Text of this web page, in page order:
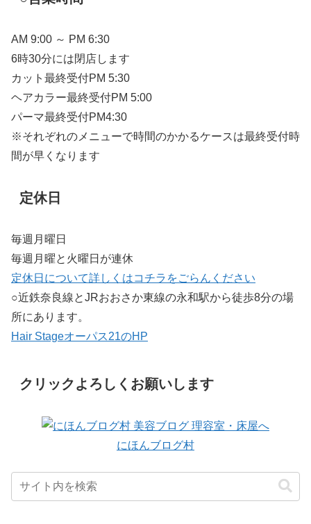
AM 9:00 ～ PM 6:30
6時30分には閉店します
カット最終受付PM 5:30
ヘアカラー最終受付PM 5:00
パーマ最終受付PM4:30
※それぞれのメニューで時間のかかるケースは最終受付時
間が早くなります
定休日
毎週月曜日
毎週月曜と火曜日が連休
定休日について詳しくはコチラをごらんください
○近鉄奈良線とJRおおさか東線の永和駅から徒歩8分の場
所にあります。
Hair Stageオーパス21のHP
クリックよろしくお願いします
にほんブログ村